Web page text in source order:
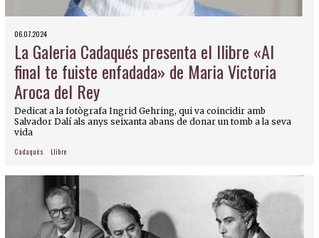
06.07.2024
La Galeria Cadaqués presenta el llibre «Al
final te fuiste enfadada» de Maria Victoria
Aroca del Rey
Dedicat a la fotògrafa Ingrid Gehring, qui va coincidir amb
Salvador Dalí als anys seixanta abans de donar un tomb a la seva
vida
Cadaqués Llibre